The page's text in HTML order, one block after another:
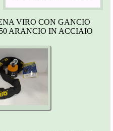
VIRO CON GANCIO
ARANCIO IN ACCIAIO